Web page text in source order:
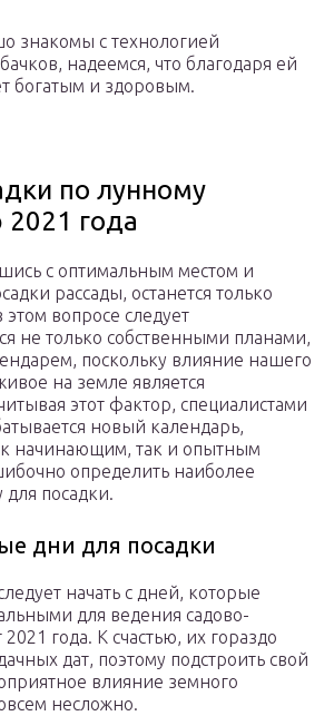
знакомы с технологией
надеемся, что благодаря ей
богатым и здоровым.
по лунному
года
с оптимальным местом и
рассады, останется только
этом вопросе следует
не только собственными планами,
поскольку влияние нашего
на земле является
этот фактор, специалистами
новый календарь,
начинающим, так и опытным
определить наиболее
посадки.
дни для посадки
начать с дней, которые
для ведения садово-
года. К счастью, их гораздо
дат, поэтому подстроить свой
влияние земного
несложно.